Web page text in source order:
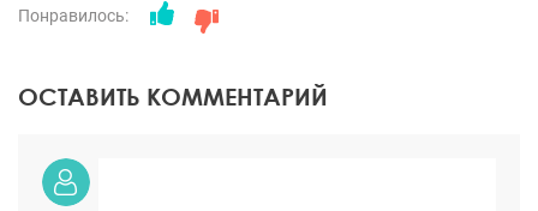
Понравилось:
ОСТАВИТЬ КОММЕНТАРИЙ